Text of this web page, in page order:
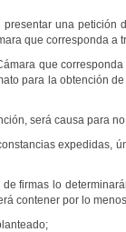
una petición
que corresponda
que
para la obtención
será causa para
expedidas,
firmas lo
contener por lo